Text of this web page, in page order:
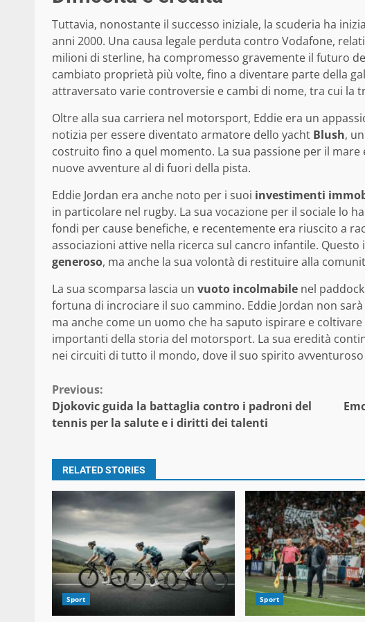
Tuttavia, nonostante il successo iniziale, la scuderia ha
anni 2000. Una causa legale perduta contro Vodafone,
milioni di sterline, ha compromesso gravemente il futuro
cambiato proprietà più volte, fino a diventare parte della
attraversato varie controversie e cambi di nome, tra cui la
Oltre alla sua carriera nel motorsport, Eddie era un
notizia per essere diventato armatore dello yacht Blush,
costruito fino a quel momento. La sua passione per il
nuove avventure al di fuori della pista.
Eddie Jordan era anche noto per i suoi investimenti
in particolare nel rugby. La sua vocazione per il sociale lo
fondi per cause benefiche, e recentemente era riuscito a
associazioni attive nella ricerca sul cancro infantile.
generoso, ma anche la sua volontà di restituire alla
La sua scomparsa lascia un vuoto incolmabile nel
fortuna di incrociare il suo cammino. Eddie Jordan non
ma anche come un uomo che ha saputo ispirare e
importanti della storia del motorsport. La sua eredità
nei circuiti di tutto il mondo, dove il suo spirito
Continue
Reading
Previous:
Djokovic guida la battaglia contro i padroni del
tennis per la salute e i diritti dei talenti
RELATED STORIES
Sport Sport